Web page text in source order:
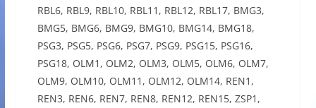
RBL6, RBL9, RBL10, RBL11, RBL12, RBL17, BMG3,
BMG5, BMG6, BMG9, BMG10, BMG14, BMG18,
PSG3, PSG5, PSG6, PSG7, PSG9, PSG15, PSG16,
PSG18, OLM1, OLM2, OLM3, OLM5, OLM6, OLM7,
OLM9, OLM10, OLM11, OLM12, OLM14, REN1,
REN3, REN6, REN7, REN8, REN12, REN15, ZSP1,